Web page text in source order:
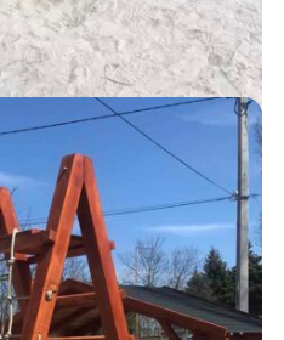
Ft